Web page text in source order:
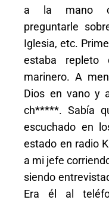
a la mano
preguntarle
Iglesia, etc.
estaba repleto
marinero. A
Dios en vano y
ch*****. Sabía
escuchado en
estado en radio
a mi jefe
siendo
Era él al